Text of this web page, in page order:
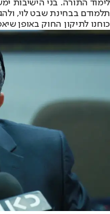
לימוד התורה. בני הישיבות
תלמודם בבחינת שבט לוי,
כוחנו לתיקון החוק באופן